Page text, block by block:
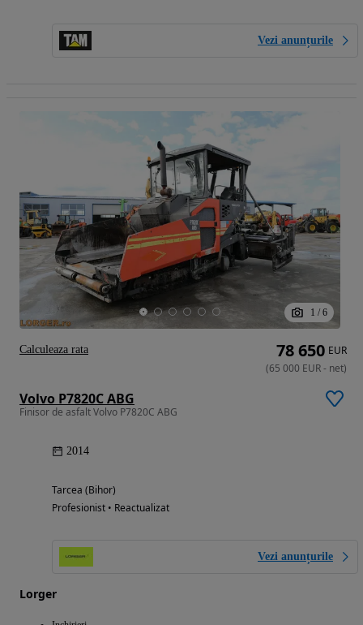
Vezi anunțurile
1 / 6
Volvo P7820C ABG
Finisor de asfalt Volvo P7820C ABG
2014
Tarcea (Bihor)
Profesionist • Reactualizat
Vezi anunțurile
Lorger
78 650 EUR
(65 000 EUR- net)
Calculeaza rata